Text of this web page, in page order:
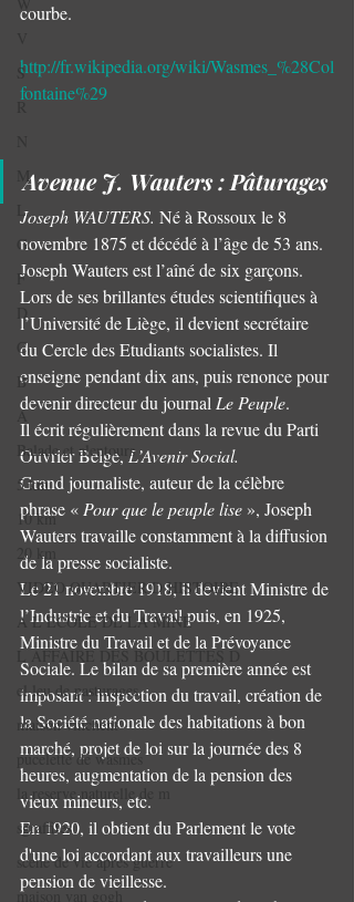
S
R
M
L
G
F
D
C
B
A
Balade et alentours
5 km
10 km
20 km
VIDEO QUARTIER D HISTOIRE
A L ECOLE DE LA MINE
L AFFAIRE DES BOULETTES D
el leu de pasturages
maison vinchent
pucelette de wasmes
la reserve naturelle de m
sgraffites
scene de vie apres guerre
maison van gogh
courbe.
http://fr.wikipedia.org/wiki/Wasmes_%28Col
fontaine%29
Avenue J. Wauters : Pâturages
Joseph WAUTERS. Né à Rossoux le 8
novembre 1875 et décédé à l’âge de 53 ans.
Joseph Wauters est l’aîné de six garçons.
Lors de ses brillantes études scientifiques à
l’Université de Liège, il devient secrétaire
du Cercle des Etudiants socialistes. Il
enseigne pendant dix ans, puis renonce pour
devenir directeur du journal Le Peuple.
Il écrit régulièrement dans la revue du Parti
Ouvrier Belge, L’Avenir Social.
Grand journaliste, auteur de la célèbre
phrase « Pour que le peuple lise », Joseph
Wauters travaille constamment à la diffusion
de la presse socialiste.
Le 21 novembre 1918, il devient Ministre de
l’Industrie et du Travail puis, en 1925,
Ministre du Travail et de la Prévoyance
Sociale. Le bilan de sa première année est
imposant : inspection du travail, création de
la Société nationale des habitations à bon
marché, projet de loi sur la journée des 8
heures, augmentation de la pension des
vieux mineurs, etc.
En 1920, il obtient du Parlement le vote
d'une loi accordant aux travailleurs une
pension de vieillesse.